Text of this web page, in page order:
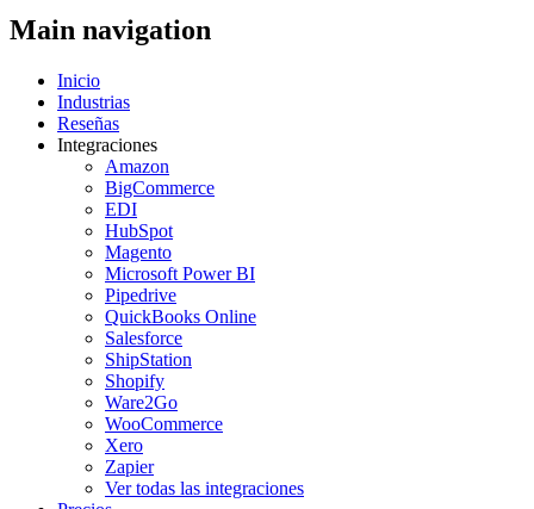
Main navigation
Inicio
Industrias
Reseñas
Integraciones
Amazon
BigCommerce
EDI
HubSpot
Magento
Microsoft Power BI
Pipedrive
QuickBooks Online
Salesforce
ShipStation
Shopify
Ware2Go
WooCommerce
Xero
Zapier
Ver todas las integraciones